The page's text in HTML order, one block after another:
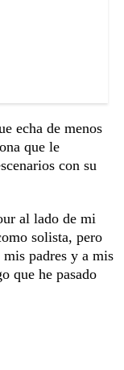
echa de menos
que le
con su
al lado de mi
solista, pero
mis padres y a mis
que he pasado